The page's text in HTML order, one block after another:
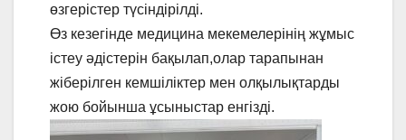
өзгерістер түсіндірілді.
Өз кезегінде медицина мекемелерінің жұмыс
істеу әдістерін бақылап,олар тарапынан
жіберілген кемшіліктер мен олқылықтарды
жою бойынша ұсыныстар енгізді.